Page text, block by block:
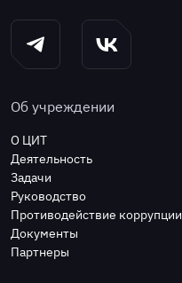
Об учреждении
О ЦИТ
Деятельность
Задачи
Руководство
Противодействие коррупции
Документы
Партнеры